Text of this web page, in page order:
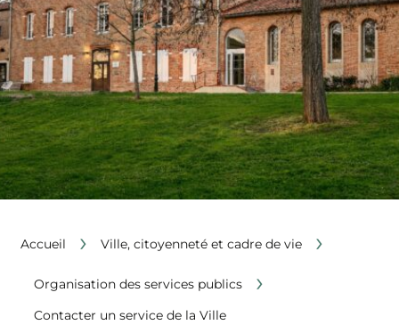
Accueil › Ville, citoyenneté et cadre de vie ›
Organisation des services publics ›
Contacter un service de la Ville